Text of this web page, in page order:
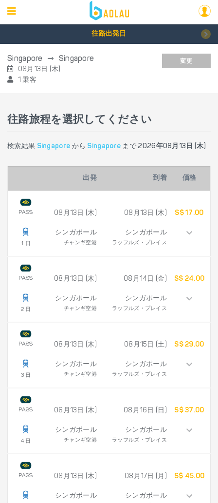
往路出発日
Singapore Singapore
08月13日 (木)
1 乗客
変更
往路旅程を選択してください
検索結果 Singapore から Singapore まで2026年08月13日 (木)
出発 到着 価格
PASS
1 日
08月13日 (木)
シンガポール
チャンギ空港
08月13日 (木)
シンガポール
ラッフルズ・プレイス
S$ 17.00
PASS
2 日
08月13日 (木)
シンガポール
チャンギ空港
08月14日 (金)
シンガポール
ラッフルズ・プレイス
S$ 24.00
PASS
3 日
08月13日 (木)
シンガポール
チャンギ空港
08月15日 (土)
シンガポール
ラッフルズ・プレイス
S$ 29.00
PASS
4 日
08月13日 (木)
シンガポール
チャンギ空港
08月16日 (日)
シンガポール
ラッフルズ・プレイス
S$ 37.00
PASS 08月13日 (木)
シンガポール
08月17日 (月)
シンガポール
S$ 45.00